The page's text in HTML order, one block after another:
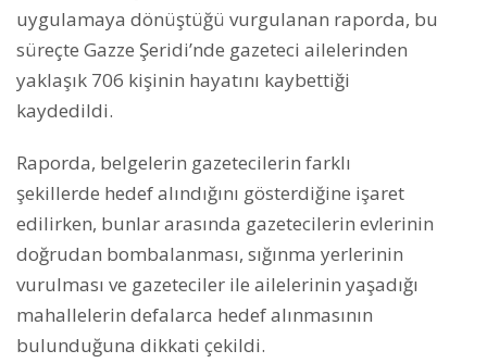
uygulamaya dönüştüğü vurgulanan raporda, bu
süreçte Gazze Şeridi’nde gazeteci ailelerinden
yaklaşık 706 kişinin hayatını kaybettiği
kaydedildi.
Raporda, belgelerin gazetecilerin farklı
şekillerde hedef alındığını gösterdiğine işaret
edilirken, bunlar arasında gazetecilerin evlerinin
doğrudan bombalanması, sığınma yerlerinin
vurulması ve gazeteciler ile ailelerinin yaşadığı
mahallelerin defalarca hedef alınmasının
bulunduğuna dikkati çekildi.